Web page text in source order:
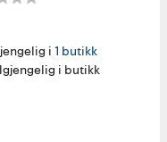
i 1 butikk
i butikk